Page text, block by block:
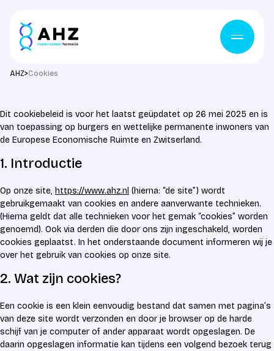
AHZ>Cookies
Dit cookiebeleid is voor het laatst geüpdatet op 26 mei 2025 en is
van toepassing op burgers en wettelijke permanente inwoners van
de Europese Economische Ruimte en Zwitserland.
1. Introductie
Op onze site, https://www.ahz.nl (hierna: “de site”) wordt
gebruikgemaakt van cookies en andere aanverwante technieken.
(Hierna geldt dat alle technieken voor het gemak “cookies” worden
genoemd). Ook via derden die door ons zijn ingeschakeld, worden
cookies geplaatst. In het onderstaande document informeren wij je
over het gebruik van cookies op onze site.
2. Wat zijn cookies?
Een cookie is een klein eenvoudig bestand dat samen met pagina’s
van deze site wordt verzonden en door je browser op de harde
schijf van je computer of ander apparaat wordt opgeslagen. De
daarin opgeslagen informatie kan tijdens een volgend bezoek terug